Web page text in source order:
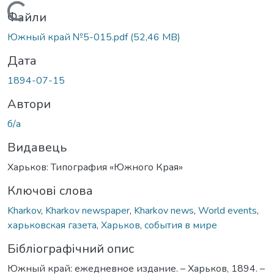
Вантажиться...
Файли
Южный край №5-015.pdf(52,46 MB)
Дата
1894-07-15
Автори
б/а
Видавець
Харьков: Типография «Южного Края»
Ключові слова
Kharkov, Kharkov newspaper, Kharkov news, World events,
харьковская газета, Харьков, события в мире
Бібліографічний опис
Южный край: ежедневное издание. – Харьков, 1894. –